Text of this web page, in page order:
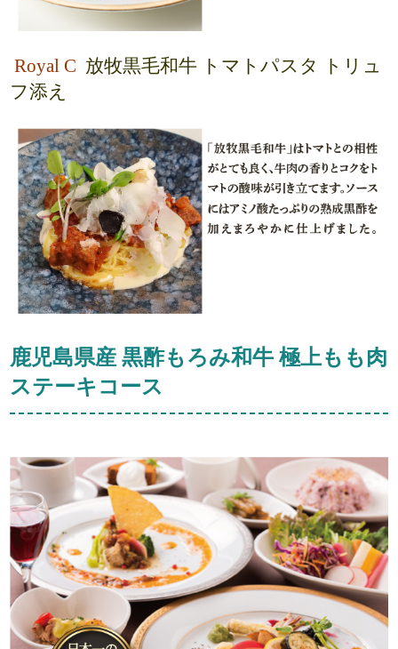
Royal C 放牧黒毛和牛 トマトパスタ トリュ
フ添え
鹿児島県産 黒酢もろみ和牛 極上もも肉
ステーキコース